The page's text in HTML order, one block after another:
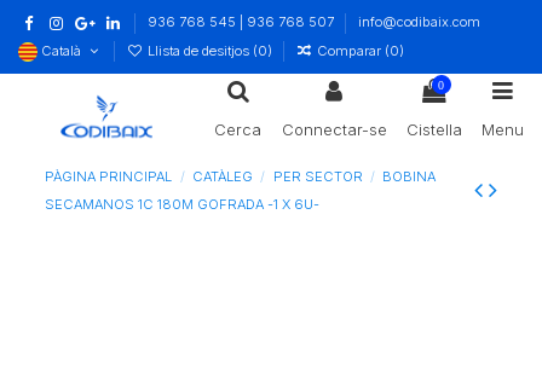
936 768 545 | 936 768 507
info@codibaix.com
Català
Llista de desitjos (0) Comparar (0)
Cerca Connectar-se
0
Cistella Menu
PÀGINA PRINCIPAL CATÀLEG PER SECTOR
BOBINA
SECAMANOS 1C 180M GOFRADA -1 X 6U-